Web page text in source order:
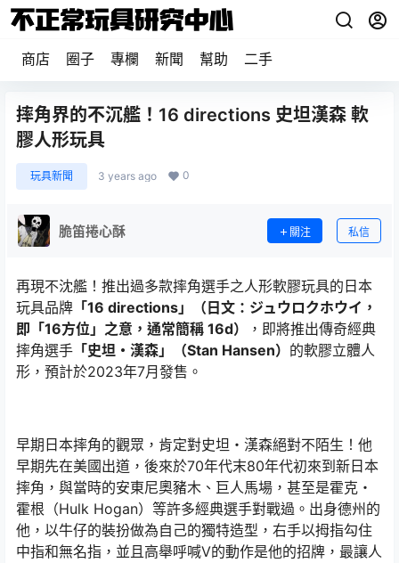
商店 圈子 專欄 新聞 幫助 二手
摔角界的不沉艦！16 directions 史坦漢森 軟
膠人形玩具
玩具新聞 3 years ago 0
脆笛捲心酥 關注 私信
再現不沈艦！推出過多款摔角選手之人形軟膠玩具的日本
玩具品牌 「16 directions」（日文：ジュウロクホウイ，
即「16方位」之意，通常簡稱 16d）
，即將推出傳奇經典
摔角選手 「史坦・漢森」（Stan Hansen） 的軟膠立體人
形，預計於2023年7月發售。
早期日本摔角的觀眾，肯定對史坦・漢森絕對不陌生！他
早期先在美國出道，後來於70年代末80年代初來到新日本
摔角，與當時的安東尼奧豬木、巨人馬場，甚至是霍克・
霍根（Hulk Hogan）等許多經典選手對戰過。出身德州的
他，以牛仔的裝扮做為自己的獨特造型，右手以拇指勾住
中指和無名指，並且高舉呼喊V的動作是他的招牌，最讓人